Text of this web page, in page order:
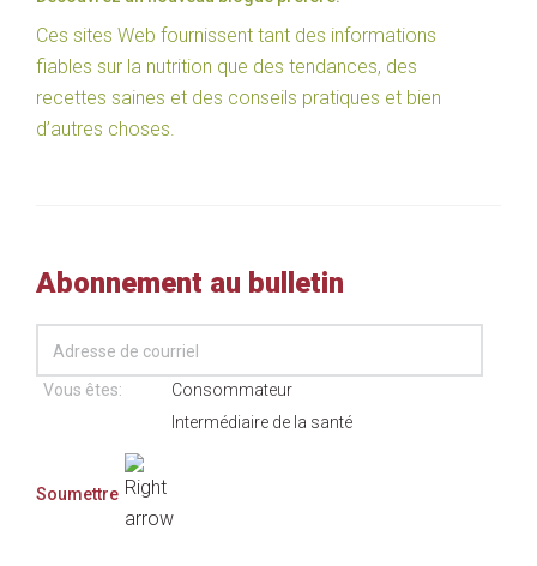
Ces sites Web fournissent tant des informations
fiables sur la nutrition que des tendances, des
recettes saines et des conseils pratiques et bien
d’autres choses.
Abonnement au bulletin
Vous êtes:
Consommateur
Intermédiaire de la santé